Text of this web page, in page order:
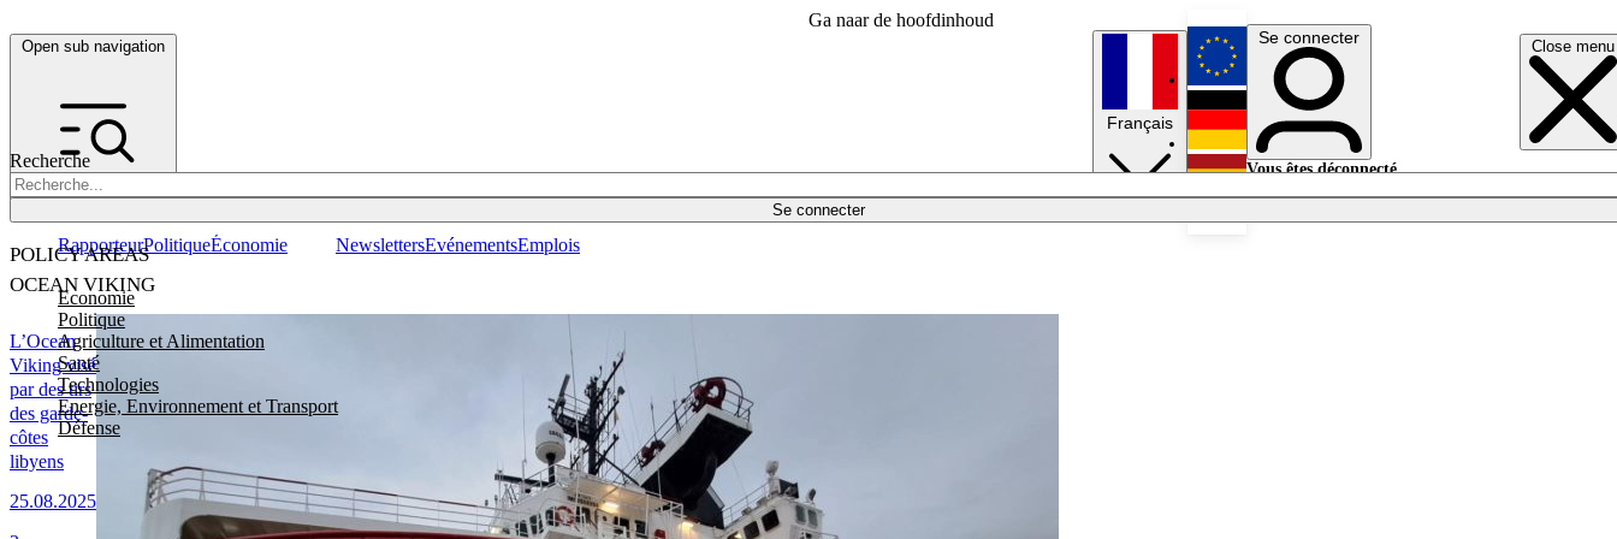
Ga naar de hoofdinhoud
Open sub navigation Close menu
Recherche
Se connecter
POLICY AREAS
Economie
Politique
Agriculture et Alimentation
Santé
Technologies
Energie, Environnement et Transport
Défense
RapporteurPolitiqueÉconomie NewslettersEvénementsEmplois
Français
English
Deutsch
Se connecter
Vous êtes déconnecté.
OCEAN VIKING
L’Ocean
Viking visé
par des tirs
des garde-
côtes
libyens
25.08.2025